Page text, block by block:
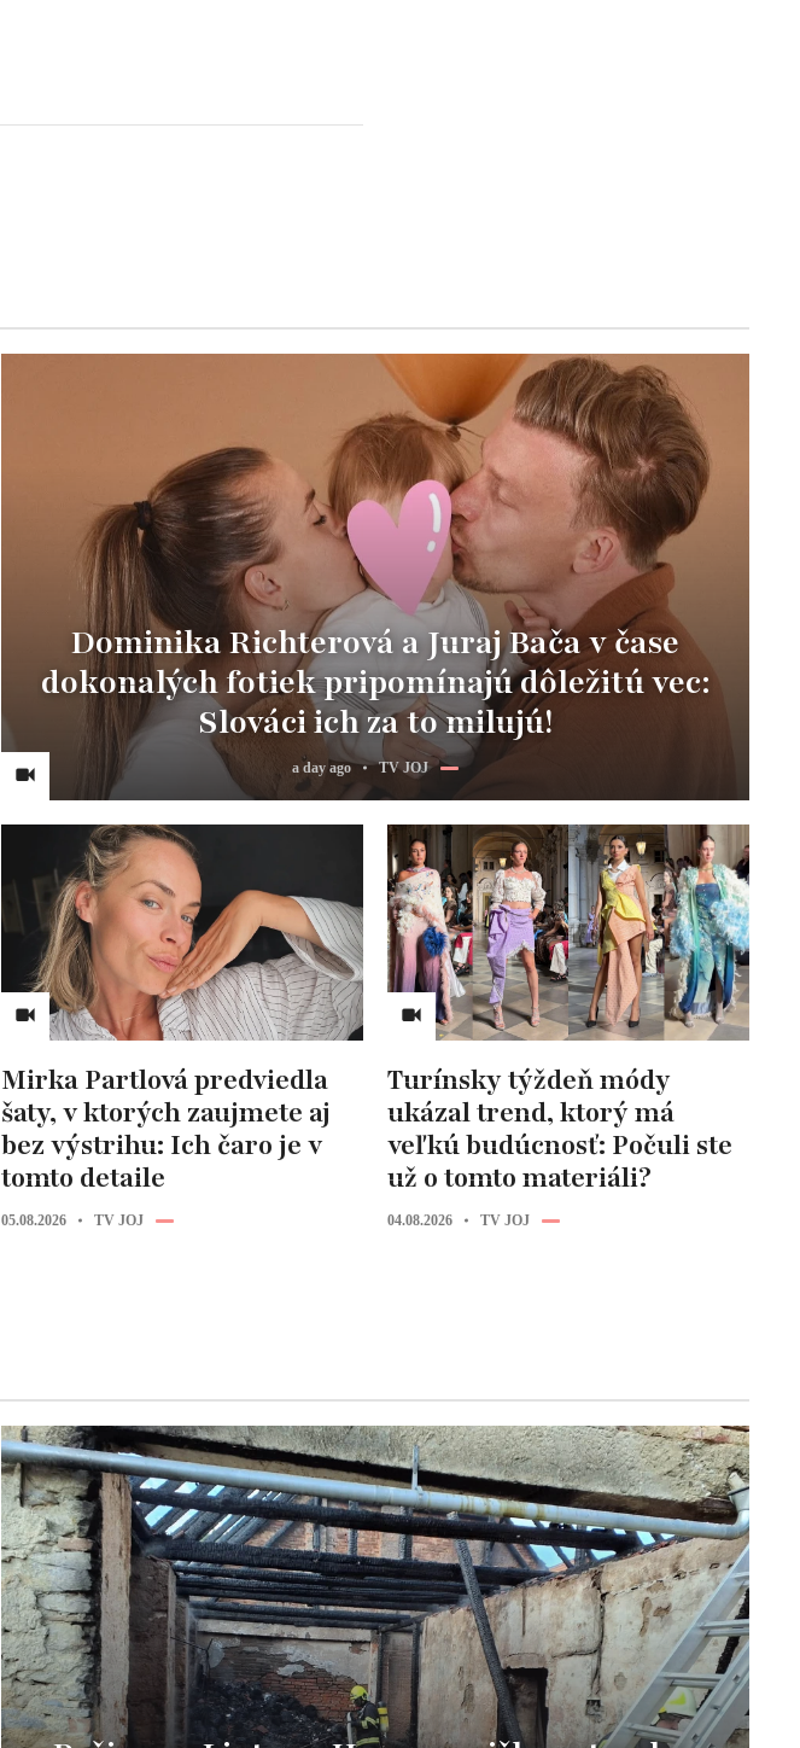
Dominika Richterová a Juraj Bača v čase
dokonalých fotiek pripomínajú dôležitú vec:
Slováci ich za to milujú!
a day ago TV JOJ
Mirka Partlová predviedla
šaty, v ktorých zaujmete aj
bez výstrihu: Ich čaro je v
tomto detaile
05.08.2026 TV JOJ
Turínsky týždeň módy
ukázal trend, ktorý má
veľkú budúcnosť: Počuli ste
už o tomto materiáli?
04.08.2026 TV JOJ